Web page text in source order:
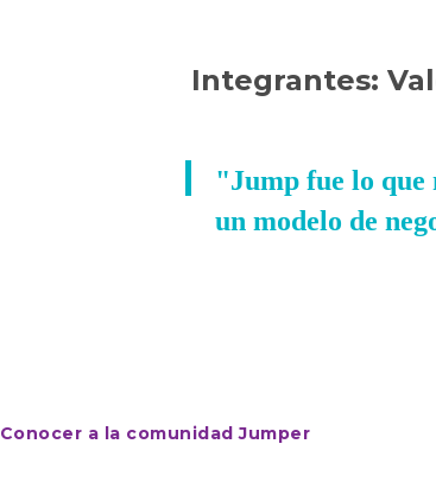
Integrantes:
"Jump fue lo que
un modelo de
Conocer a la comunidad Jumper